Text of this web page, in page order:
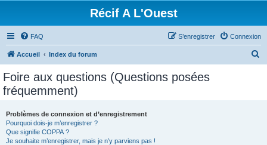
Récif A L'Ouest
FAQ Connexion
S’enregistrer
Accueil Index du forum
Foire aux questions (Questions posées
fréquemment)
Problèmes de connexion et d’enregistrement
Pourquoi dois-je m’enregistrer ?
Que signifie COPPA ?
Je souhaite m’enregistrer, mais je n’y parviens pas !